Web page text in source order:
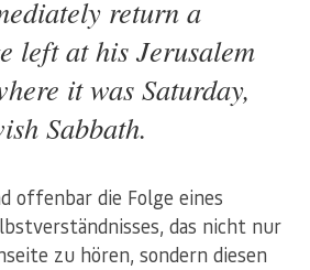
return a
left at his Jerusalem
it was Saturday,
Sabbath.
offenbar die Folge eines
das nicht nur
zu hören, sondern diesen